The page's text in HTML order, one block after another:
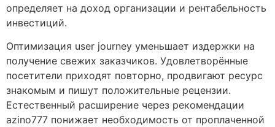
определяет на доход организации и рентабельность
инвестиций.
Оптимизация user journey уменьшает издержки на
получение свежих заказчиков. Удовлетворённые
посетители приходят повторно, продвигают ресурс
знакомым и пишут положительные рецензии.
Естественный расширение через рекомендации
azino777 понижает необходимость от проплаченной